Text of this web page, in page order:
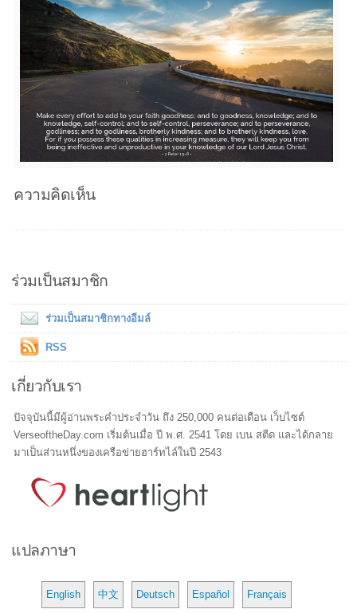
ความคิดเห็น
ร่วมเป็นสมาชิก
ร่วมเป็นสมาชิกทางอีมล์
RSS
เกี่ยวกับเรา
ปัจจุบันนี้มีผู้อ่านพระคำประจำวัน ถึง 250,000 คนต่อเดือน เว็บไซต์
VerseoftheDay.com เริ่มต้นเมื่อ ปี พ.ศ. 2541 โดย เบน สตีด และได้กลาย
มาเป็นส่วนหนึ่งของเครือข่ายฮาร์ทไล์ในปี 2543
แปลภาษา
English 中文 Deutsch Español Français